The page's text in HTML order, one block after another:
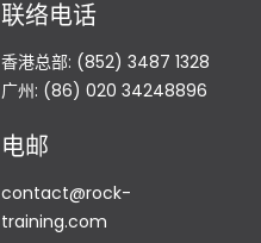
联络电话
香港总部: (852) 3487 1328
广州: (86) 020 34248896
电邮
contact@rock-
training.com